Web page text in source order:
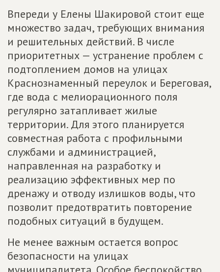
Впереди у Елены Шакировой стоит еще
множество задач, требующих внимания
и решительных действий. В числе
приоритетных — устранение проблем с
подтоплением домов на улицах
Краснознаменный переулок и Береговая,
где вода с мелиорационного поля
регулярно затапливает жилые
территории. Для этого планируется
совместная работа с профильными
службами и администрацией,
направленная на разработку и
реализацию эффективных мер по
дренажу и отводу излишков воды, что
позволит предотвратить повторение
подобных ситуаций в будущем.
Не менее важным остается вопрос
безопасности на улицах